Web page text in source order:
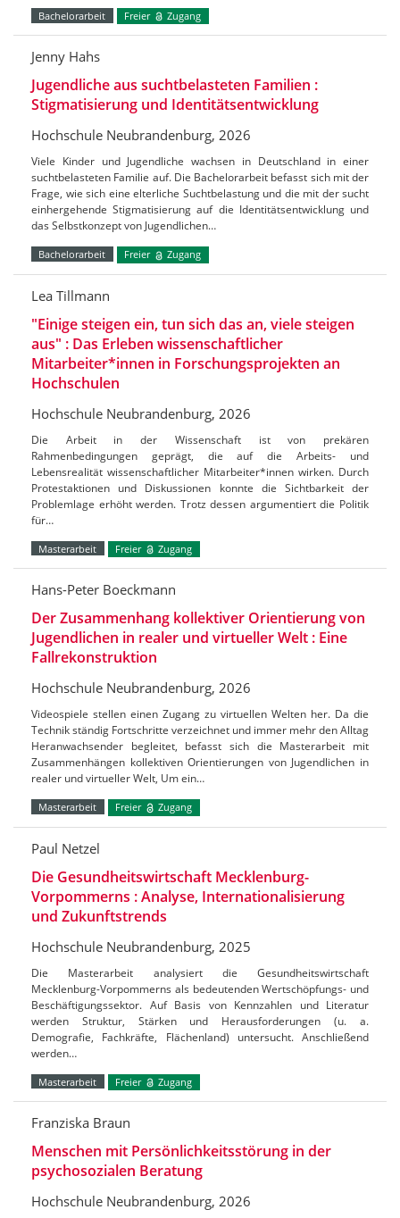
Bachelorarbeit Freier Zugang
Jenny Hahs
Jugendliche aus suchtbelasteten Familien :
Stigmatisierung und Identitätsentwicklung
Hochschule Neubrandenburg, 2026
Viele Kinder und Jugendliche wachsen in Deutschland in einer
suchtbelasteten Familie auf. Die Bachelorarbeit befasst sich mit der
Frage, wie sich eine elterliche Suchtbelastung und die mit der sucht
einhergehende Stigmatisierung auf die Identitätsentwicklung und
das Selbstkonzept von Jugendlichen…
Bachelorarbeit Freier Zugang
Lea Tillmann
"Einige steigen ein, tun sich das an, viele steigen
aus" : Das Erleben wissenschaftlicher
Mitarbeiter*innen in Forschungsprojekten an
Hochschulen
Hochschule Neubrandenburg, 2026
Die Arbeit in der Wissenschaft ist von prekären
Rahmenbedingungen geprägt, die auf die Arbeits- und
Lebensrealität wissenschaftlicher Mitarbeiter*innen wirken. Durch
Protestaktionen und Diskussionen konnte die Sichtbarkeit der
Problemlage erhöht werden. Trotz dessen argumentiert die Politik
für…
Masterarbeit Freier Zugang
Hans-Peter Boeckmann
Der Zusammenhang kollektiver Orientierung von
Jugendlichen in realer und virtueller Welt : Eine
Fallrekonstruktion
Hochschule Neubrandenburg, 2026
Videospiele stellen einen Zugang zu virtuellen Welten her. Da die
Technik ständig Fortschritte verzeichnet und immer mehr den Alltag
Heranwachsender begleitet, befasst sich die Masterarbeit mit
Zusammenhängen kollektiven Orientierungen von Jugendlichen in
realer und virtueller Welt, Um ein…
Masterarbeit Freier Zugang
Paul Netzel
Die Gesundheitswirtschaft Mecklenburg-
Vorpommerns : Analyse, Internationalisierung
und Zukunftstrends
Hochschule Neubrandenburg, 2025
Die Masterarbeit analysiert die Gesundheitswirtschaft
Mecklenburg-Vorpommerns als bedeutenden Wertschöpfungs- und
Beschäftigungssektor. Auf Basis von Kennzahlen und Literatur
werden Struktur, Stärken und Herausforderungen (u. a.
Demografie, Fachkräfte, Flächenland) untersucht. Anschließend
werden…
Masterarbeit Freier Zugang
Franziska Braun
Menschen mit Persönlichkeitsstörung in der
psychosozialen Beratung
Hochschule Neubrandenburg, 2026